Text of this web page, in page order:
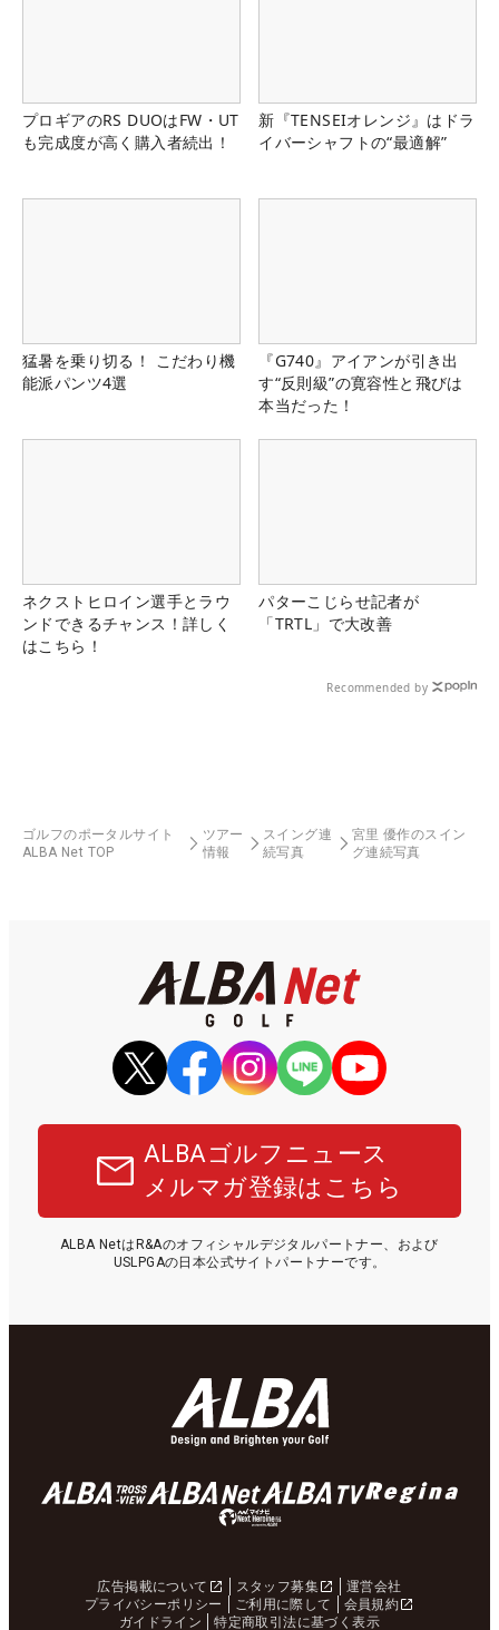
プロギアのRS DUOはFW・UT
も完成度が高く購入者続出！
新『TENSEIオレンジ』はドラ
イバーシャフトの“最適解”
猛暑を乗り切る！ こだわり機
能派パンツ4選
『G740』アイアンが引き出
す“反則級”の寛容性と飛びは
本当だった！
ネクストヒロイン選手とラウ
ンドできるチャンス！詳しく
はこちら！
パターこじらせ記者が
「TRTL」で大改善
Recommended by
ゴルフのポータルサイト
ALBA Net TOP
ツアー
情報
スイング連
続写真
宮里 優作のスイン
グ連続写真
ALBAゴルフニュース
メルマガ登録はこちら
ALBA NetはR&Aのオフィシャルデジタルパートナー、および
USLPGAの日本公式サイトパートナーです。
広告掲載について スタッフ募集
運営会社
プライバシーポリシー
ご利用に際して
会員規約
ガイドライン
特定商取引法に基づく表示